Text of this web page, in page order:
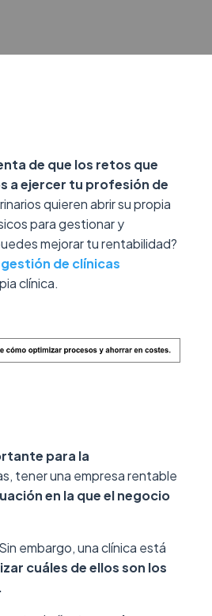
de que los retos que
a ejercer tu profesión de
quieren abrir su propia
para gestionar y
mejorar tu rentabilidad?
gestión de clínicas
clínica.
para la
tener una empresa rentable
en la que el negocio
embargo, una clínica está
cuáles de ellos son los